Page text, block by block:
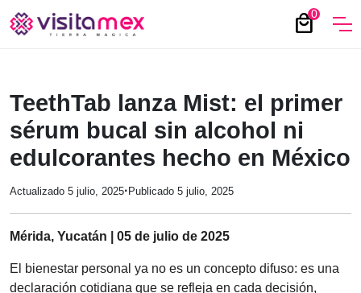
0
local_mall
TeethTab lanza Mist: el primer
sérum bucal sin alcohol ni
edulcorantes hecho en México
Actualizado 5 julio, 2025·Publicado 5 julio, 2025
Mérida, Yucatán | 05 de julio de 2025
El bienestar personal ya no es un concepto difuso: es una
declaración cotidiana que se refleja en cada decisión,